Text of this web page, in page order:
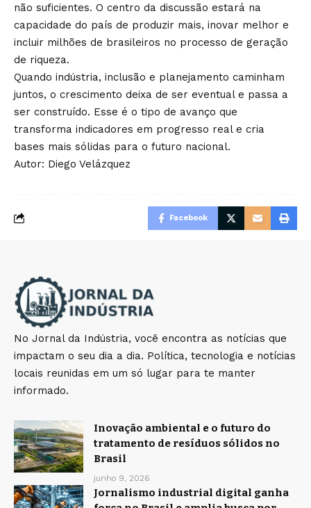
não suficientes. O centro da discussão estará na
capacidade do país de produzir mais, inovar melhor e
incluir milhões de brasileiros no processo de geração
de riqueza.
Quando indústria, inclusão e planejamento caminham
juntos, o crescimento deixa de ser eventual e passa a
ser construído. Esse é o tipo de avanço que
transforma indicadores em progresso real e cria
bases mais sólidas para o futuro nacional.
Autor: Diego Velázquez
Facebook
No Jornal da Indústria, você encontra as notícias que
impactam o seu dia a dia. Política, tecnologia e notícias
locais reunidas em um só lugar para te manter
informado.
Inovação ambiental e o futuro do
tratamento de resíduos sólidos no
Brasil
junho 9, 2026
Jornalismo industrial digital ganha